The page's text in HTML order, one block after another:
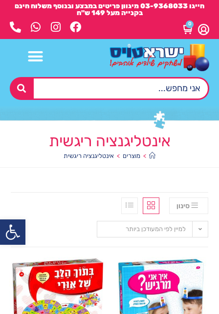
חייגו 03-9368033 מיגוון פריטים במבצע ובנוסף משלוח חינם
בקנייה מעל 149 ש"ח
0
אינטליגנציה ריגשית
> מוצרים > אינטליגנציה ריגשית
סינון
למיין לפי המעודכן ביותר